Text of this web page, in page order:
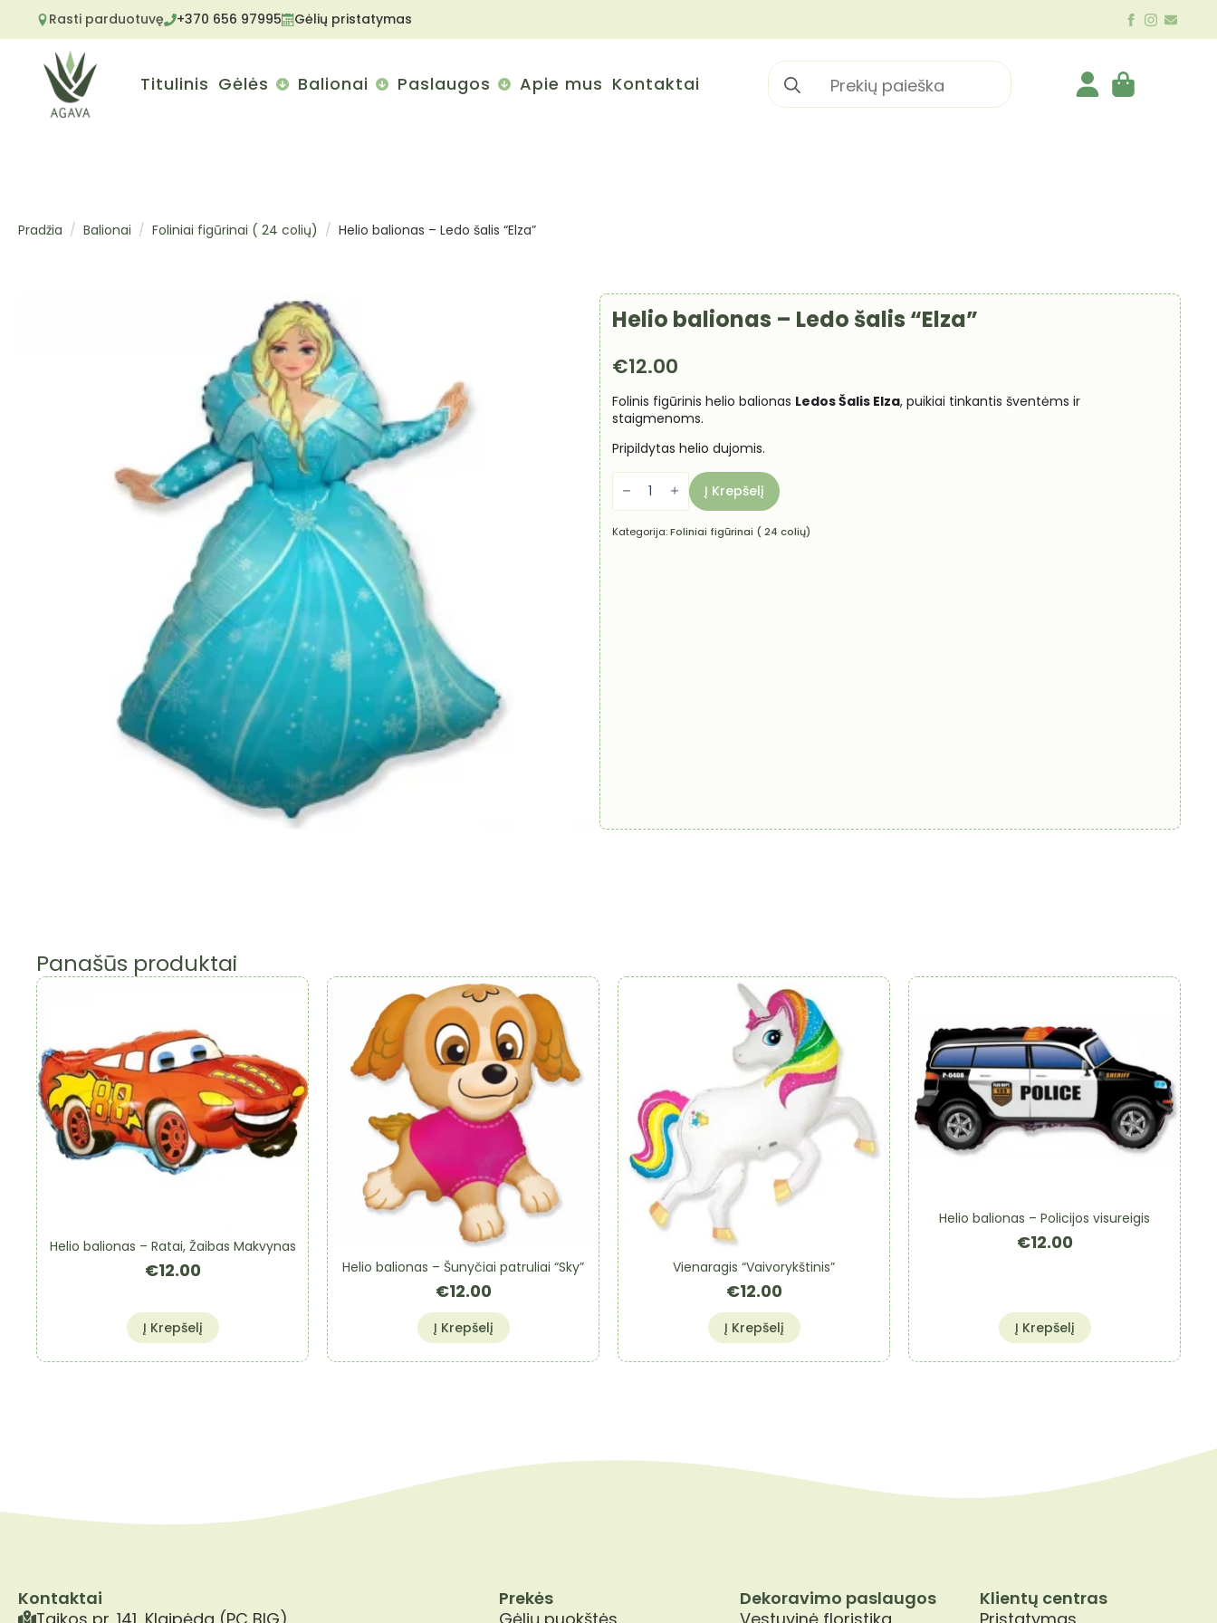
Rasti parduotuvę +370 656 97995 Gėlių pristatymas
Titulinis Gėlės Balionai Paslaugos Apie mus Kontaktai
Search
for:
Pradžia Balionai Foliniai figūrinai ( 24 colių) Helio balionas – Ledo šalis “Elza”
Helio balionas – Ledo šalis “Elza”
€12.00
Folinis figūrinis helio balionas Ledos Šalis Elza, puikiai tinkantis šventėms ir
staigmenoms.
Pripildytas helio dujomis.
produkto
kiekis:
balionas
-
Ledo
Į Krepšelį
Kategorija:Foliniai figūrinai ( 24 colių)
Panašūs produktai
Helio balionas – Ratai, Žaibas Makvynas
€12.00
Į Krepšelį
Helio balionas – Šunyčiai patruliai “Sky”
€12.00
Į Krepšelį
Vienaragis “Vaivorykštinis”
€12.00
Į Krepšelį
Helio balionas – Policijos visureigis
€12.00
Į Krepšelį
Kontaktai
Prekės
Dekoravimo paslaugos
Klientų centras